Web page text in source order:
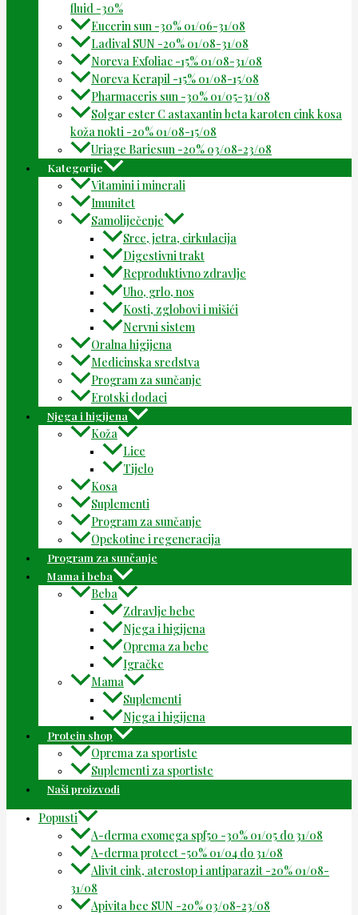
fluid -30%
Eucerin sun -30% 01/06-31/08
Ladival SUN -20% 01/08-31/08
Noreva Exfoliac -15% 01/08-31/08
Noreva Kerapil -15% 01/08-15/08
Pharmaceris sun -30% 01/05-31/08
Solgar ester C astaxantin beta karoten cink kosa
koža nokti -20% 01/08-15/08
Uriage Bariesun -20% 03/08-23/08
Kategorije
Vitamini i minerali
Imunitet
Samoliječenje
Srce, jetra, cirkulacija
Digestivni trakt
Reproduktivno zdravlje
Uho, grlo, nos
Kosti, zglobovi i mišići
Nervni sistem
Oralna higijena
Medicinska sredstva
Program za sunčanje
Erotski dodaci
Njega i higijena
Koža
Lice
Tijelo
Kosa
Suplementi
Program za sunčanje
Opekotine i regeneracija
Program za sunčanje
Mama i beba
Beba
Zdravlje bebe
Njega i higijena
Oprema za bebe
Igračke
Mama
Suplementi
Njega i higijena
Protein shop
Oprema za sportiste
Suplementi za sportiste
Naši proizvodi
Popusti
A-derma exomega spf50 -30% 01/05 do 31/08
A-derma protect -50% 01/04 do 31/08
Alivit cink, aterostop i antiparazit -20% 01/08-
31/08
Apivita bee SUN -20% 03/08-23/08